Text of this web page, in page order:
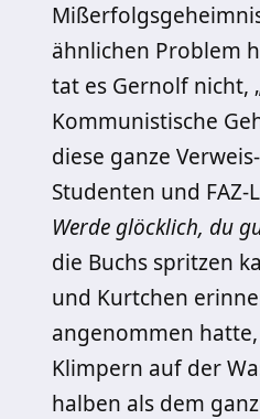
ähnlichen Problem
tat es Gernolf nicht,
Kommunistische
diese ganze
Studenten und FAZ-
Werde glöcklich, du
die Buchs spritzen
und Kurtchen
angenommen hatte,
Klimpern auf der
halben als dem